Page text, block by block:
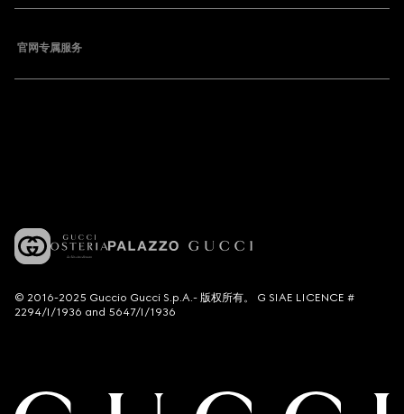
官网专属服务
© 2016-2025 Guccio Gucci S.p.A.- 版权所有。 G SIAE LICENCE #
2294/I/1936 and 5647/I/1936